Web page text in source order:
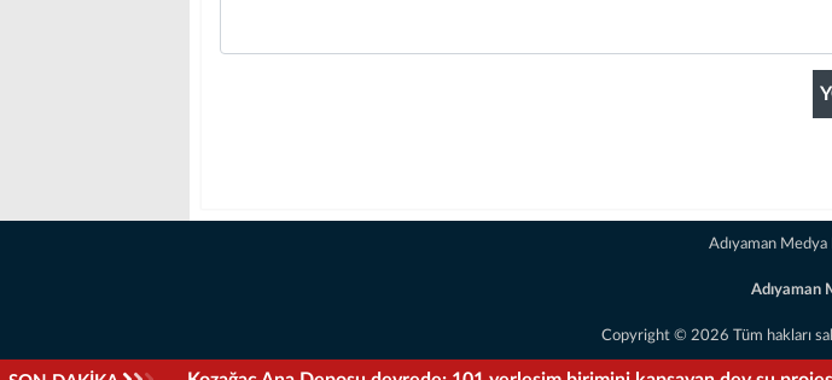
Adıyaman
Adıyaman
Copyright © 2026 Tüm hakları